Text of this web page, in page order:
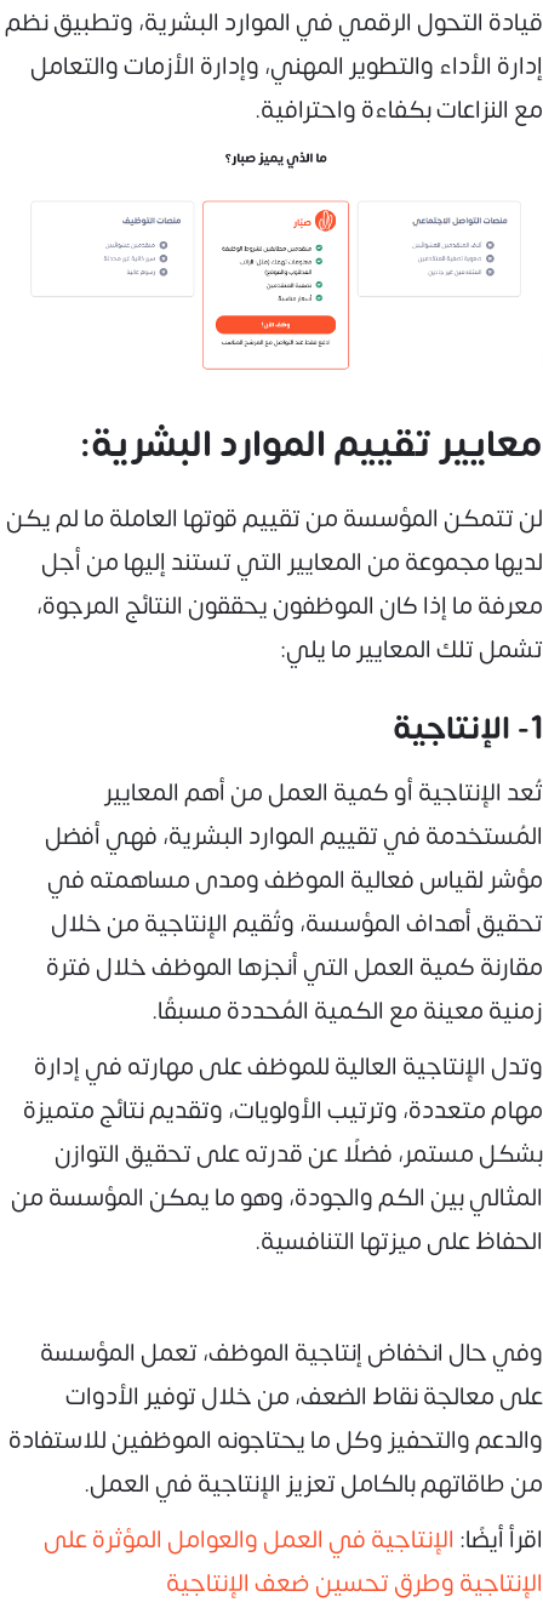
قيادة التحول الرقمي في الموارد البشرية، وتطبيق نظم
إدارة الأداء والتطوير المهني، وإدارة الأزمات والتعامل
مع النزاعات بكفاءة واحترافية.
معايير تقييم الموارد البشرية:
لن تتمكن المؤسسة من تقييم قوتها العاملة ما لم يكن
لديها مجموعة من المعايير التي تستند إليها من أجل
معرفة ما إذا كان الموظفون يحققون النتائج المرجوة،
تشمل تلك المعايير ما يلي:
1- الإنتاجية
تُعد الإنتاجية أو كمية العمل من أهم المعايير
المُستخدمة في تقييم الموارد البشرية، فهي أفضل
مؤشر لقياس فعالية الموظف ومدى مساهمته في
تحقيق أهداف المؤسسة، وتُقيم الإنتاجية من خلال
مقارنة كمية العمل التي أنجزها الموظف خلال فترة
زمنية معينة مع الكمية المُحددة مسبقًا.
وتدل الإنتاجية العالية للموظف على مهارته في إدارة
مهام متعددة، وترتيب الأولويات، وتقديم نتائج متميزة
بشكل مستمر، فضلًا عن قدرته على تحقيق التوازن
المثالي بين الكم والجودة، وهو ما يمكن المؤسسة من
الحفاظ على ميزتها التنافسية.
وفي حال انخفاض إنتاجية الموظف، تعمل المؤسسة
على معالجة نقاط الضعف، من خلال توفير الأدوات
والدعم والتحفيز وكل ما يحتاجونه الموظفين للاستفادة
من طاقاتهم بالكامل تعزيز الإنتاجية في العمل.
اقرأ أيضًا: الإنتاجية في العمل والعوامل المؤثرة على
الإنتاجية وطرق تحسين ضعف الإنتاجية